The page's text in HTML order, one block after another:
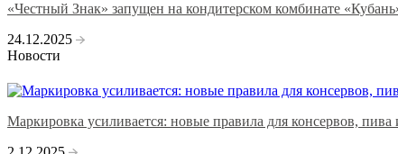
«Честный Знак» запущен на кондитерском комбинате
24.12.2025
Новости
Маркировка усиливается: новые правила для консервов,